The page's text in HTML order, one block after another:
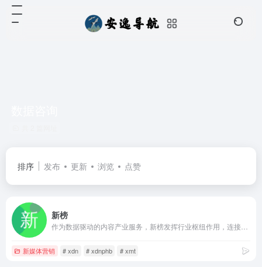
排序 发布 更新 浏览 点赞
新榜
新媒体营销 # xdn # xdnphb # xmt